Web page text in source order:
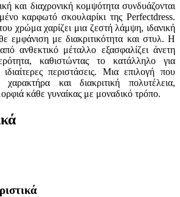
και διαχρονική κομψότητα συνδυάζονται
καρφωτό σκουλαρίκι της Perfectdress.
χρώμα χαρίζει μια ζεστή λάμψη, ιδανική
εμφάνιση με διακριτικότητα και στυλ. Η
ανθεκτικό μέταλλο εξασφαλίζει άνετη
καθιστώντας το κατάλληλο για
περιστάσεις. Μια επιλογή που
και διακριτική πολυτέλεια,
κάθε γυναίκας με μοναδικό τρόπο.